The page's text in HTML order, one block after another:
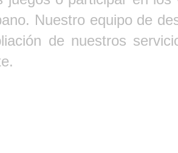
Nuestro equipo de
de nuestros